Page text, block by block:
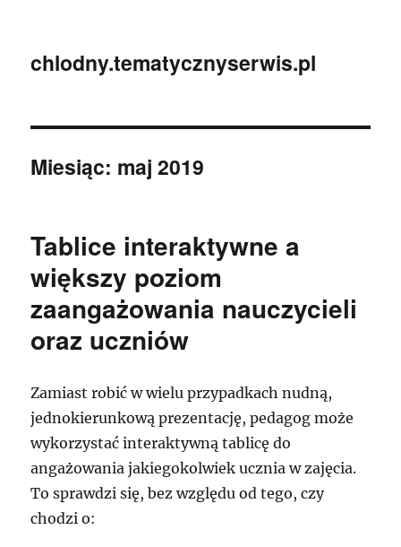
chlodny.tematycznyserwis.pl
Miesiąc: maj 2019
Tablice interaktywne a
większy poziom
zaangażowania nauczycieli
oraz uczniów
Zamiast robić w wielu przypadkach nudną,
jednokierunkową prezentację, pedagog może
wykorzystać interaktywną tablicę do
angażowania jakiegokolwiek ucznia w zajęcia.
To sprawdzi się, bez względu od tego, czy
chodzi o: